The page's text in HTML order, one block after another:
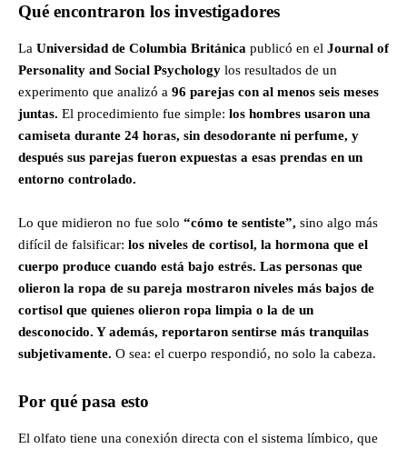
Qué encontraron los investigadores
La Universidad de Columbia Británica publicó en el Journal of
Personality and Social Psychology los resultados de un
experimento que analizó a 96 parejas con al menos seis meses
juntas. El procedimiento fue simple: los hombres usaron una
camiseta durante 24 horas, sin desodorante ni perfume, y
después sus parejas fueron expuestas a esas prendas en un
entorno controlado.
Lo que midieron no fue solo “cómo te sentiste”, sino algo más
difícil de falsificar: los niveles de cortisol, la hormona que el
cuerpo produce cuando está bajo estrés. Las personas que
olieron la ropa de su pareja mostraron niveles más bajos de
cortisol que quienes olieron ropa limpia o la de un
desconocido. Y además, reportaron sentirse más tranquilas
subjetivamente. O sea: el cuerpo respondió, no solo la cabeza.
Por qué pasa esto
El olfato tiene una conexión directa con el sistema límbico, que